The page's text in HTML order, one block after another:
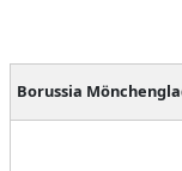
Borussia